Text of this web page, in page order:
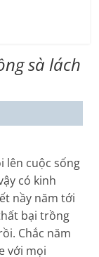
sà lách
lên cuộc sống
có kinh
nầy năm tới
bại trồng
Chắc năm
với mọi